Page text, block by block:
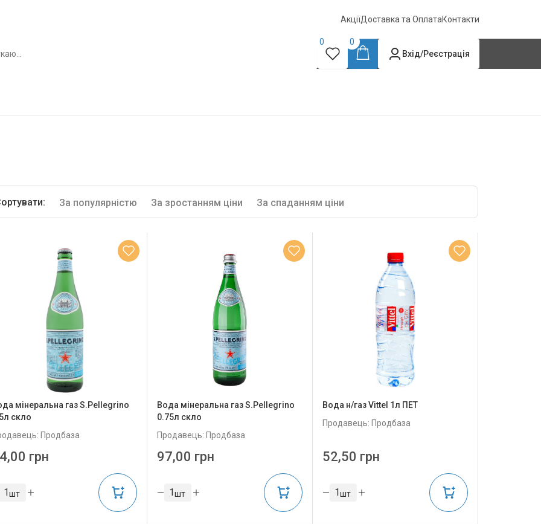
АкціїДоставка та ОплатаКонтакти
0
0
Вхід/Реєстрація
За популярністю За зростанням ціни За спаданням ціни
мінеральна газ S.Pellegrino
скло
Продбаза
грн
шт
Вода мінеральна газ S.Pellegrino
0.75л скло
Продавець: Продбаза
97,00 грн
шт
Вода н/газ Vittel 1л ПЕТ
Продавець: Продбаза
52,50 грн
шт